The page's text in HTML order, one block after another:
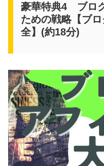
豪華特典4 ブロ
ための戦略【ブ
全】(約18分)